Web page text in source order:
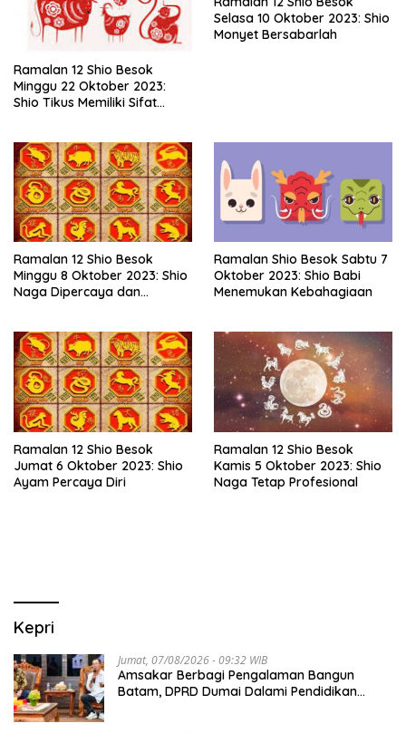
Ramalan 12 Shio Besok
Minggu 22 Oktober 2023:
Shio Tikus Memiliki Sifat
Selasa 10 Oktober 2023: Shio
Monyet Bersabarlah
Ramalan 12 Shio Besok
Minggu 8 Oktober 2023: Shio
Naga Dipercaya dan
Ramalan Shio Besok Sabtu 7
Oktober 2023: Shio Babi
Menemukan Kebahagiaan
Ramalan 12 Shio Besok
Jumat 6 Oktober 2023: Shio
Ayam Percaya Diri
Ramalan 12 Shio Besok
Kamis 5 Oktober 2023: Shio
Naga Tetap Profesional
Kepri
Jumat, 07/08/2026 - 09:32 WIB
Amsakar Berbagi Pengalaman Bangun
Batam, DPRD Dumai Dalami Pendidikan